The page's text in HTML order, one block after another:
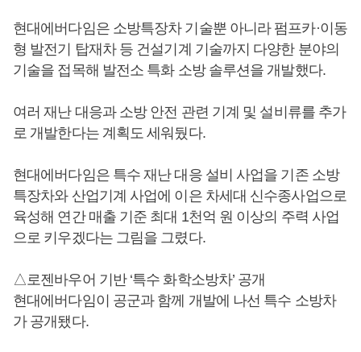
현대에버다임은 소방특장차 기술뿐 아니라 펌프카·이동
형 발전기 탑재차 등 건설기계 기술까지 다양한 분야의
기술을 접목해 발전소 특화 소방 솔루션을 개발했다.
여러 재난 대응과 소방 안전 관련 기계 및 설비류를 추가
로 개발한다는 계획도 세워뒀다.
현대에버다임은 특수 재난 대응 설비 사업을 기존 소방
특장차와 산업기계 사업에 이은 차세대 신수종사업으로
육성해 연간 매출 기준 최대 1천억 원 이상의 주력 사업
으로 키우겠다는 그림을 그렸다.
△로젠바우어 기반 ‘특수 화학소방차’ 공개
현대에버다임이 공군과 함께 개발에 나선 특수 소방차
가 공개됐다.